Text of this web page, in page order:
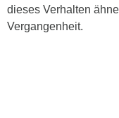
dieses Verhalten
Vergangenheit.